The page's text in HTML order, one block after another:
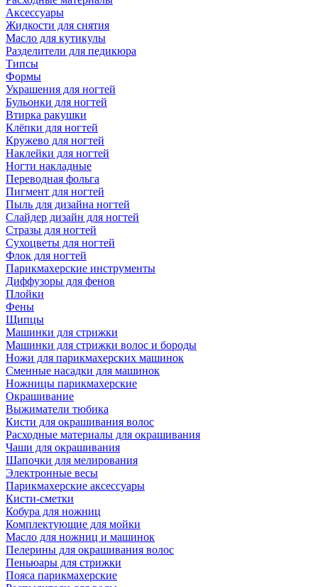
Аксессуары
Жидкости для снятия
Масло для кутикулы
Разделители для педикюра
Типсы
Формы
Украшения для ногтей
Бульонки для ногтей
Втирка ракушки
Клёпки для ногтей
Кружево для ногтей
Наклейки для ногтей
Ногти накладные
Переводная фольга
Пигмент для ногтей
Пыль для дизайна ногтей
Слайдер дизайн для ногтей
Стразы для ногтей
Сухоцветы для ногтей
Флок для ногтей
Парикмахерские инструменты
Диффузоры для фенов
Плойки
Фены
Щипцы
Машинки для стрижки
Машинки для стрижки волос и бороды
Ножи для парикмахерских машинок
Сменные насадки для машинок
Ножницы парикмахерские
Окрашивание
Выжиматели тюбика
Кисти для окрашивания волос
Расходные материалы для окрашивания
Чаши для окрашивания
Шапочки для мелирования
Электронные весы
Парикмахерские аксессуары
Кисти-сметки
Кобура для ножниц
Комплектующие для мойки
Масло для ножниц и машинок
Пелерины для окрашивания волос
Пеньюары для стрижки
Пояса парикмахерские